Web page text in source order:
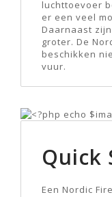
luchttoevoer
er een veel
Daarnaast
groter. De
beschikken
vuur.
Quick
Een Nordic